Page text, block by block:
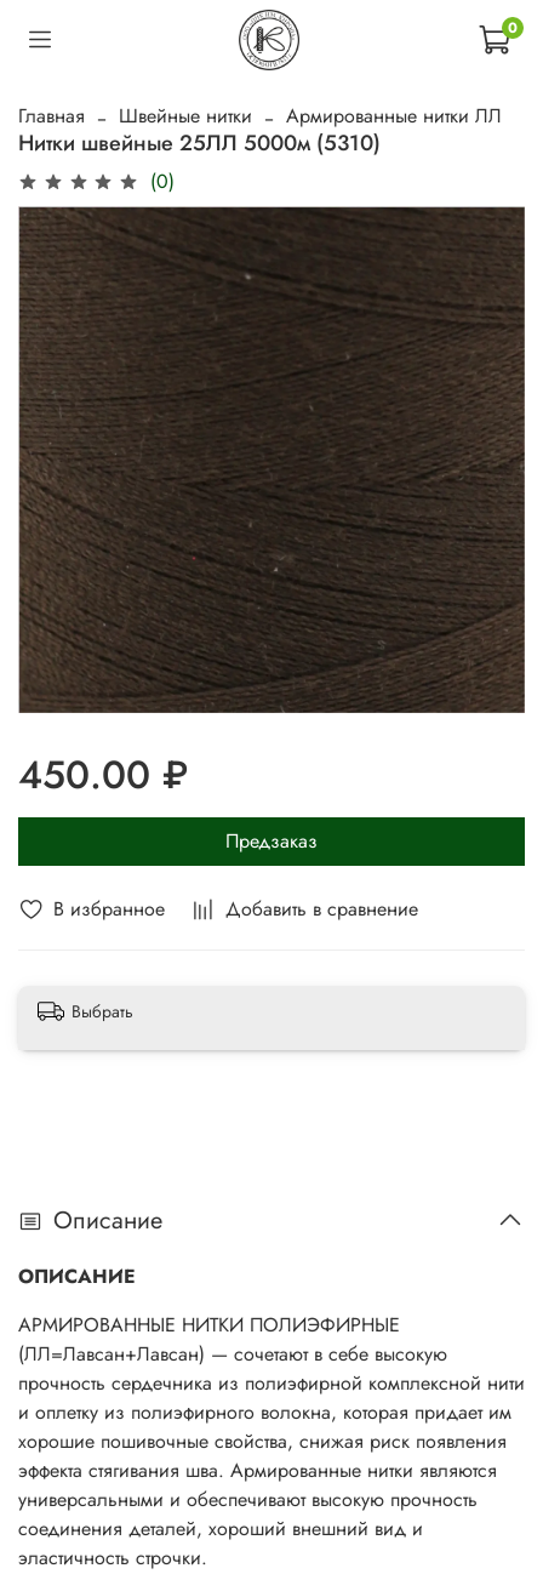
0
Главная Швейные нитки Армированные нитки ЛЛ
Нитки швейные 25ЛЛ 5000м (5310)
(0)
В избранное Добавить в сравнение
450.00 ₽
Предзаказ
Выбрать
Описание
ОПИСАНИЕ
АРМИРОВАННЫЕ НИТКИ ПОЛИЭФИРНЫЕ
(ЛЛ=Лавсан+Лавсан) — сочетают в себе высокую
прочность сердечника из полиэфирной комплексной нити
и оплетку из полиэфирного волокна, которая придает им
хорошие пошивочные свойства, снижая риск появления
эффекта стягивания шва. Армированные нитки являются
универсальными и обеспечивают высокую прочность
соединения деталей, хороший внешний вид и
эластичность строчки.